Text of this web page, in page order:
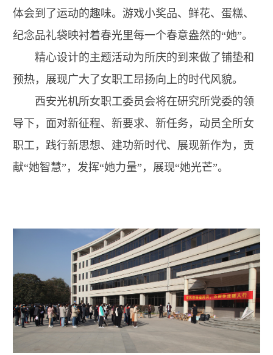
体会到了运动的趣味。游戏小奖品、鲜花、蛋糕、
纪念品礼袋映衬着春光里每一个春意盎然的“她”。
精心设计的主题活动为所庆的到来做了铺垫和
预热，展现广大了女职工昂扬向上的时代风貌。
西安光机所女职工委员会将在研究所党委的领
导下，面对新征程、新要求、新任务，动员全所女
职工，践行新思想、建功新时代、展现新作为，贡
献“她智慧”，发挥“她力量”，展现“她光芒”。